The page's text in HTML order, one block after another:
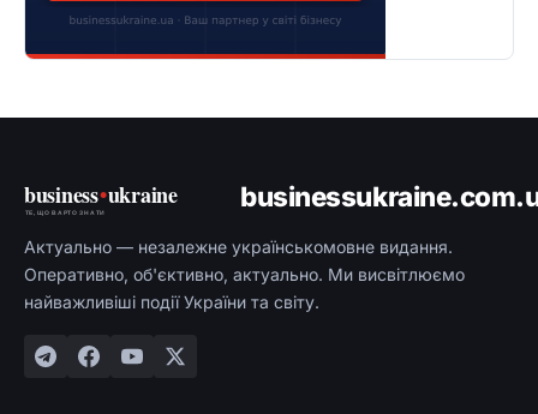
business•ukraine
ТЕ, ЩО ВАРТО ЗНАТИ
Актуально — незалежне українськомовне видання.
Оперативно, об'єктивно, актуально. Ми висвітлюємо
найважливіші події України та світу.